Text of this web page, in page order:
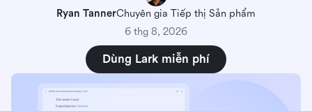
Ryan TannerChuyên gia Tiếp thị Sản phẩm
6 thg 8, 2026
Dùng Lark miễn phí